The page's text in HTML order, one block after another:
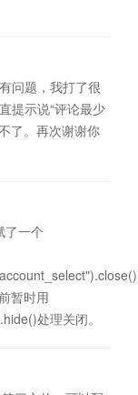
问题，我打了很
提示说“评论最少
了。再次谢谢你
了一个
暂时用
处理关闭。